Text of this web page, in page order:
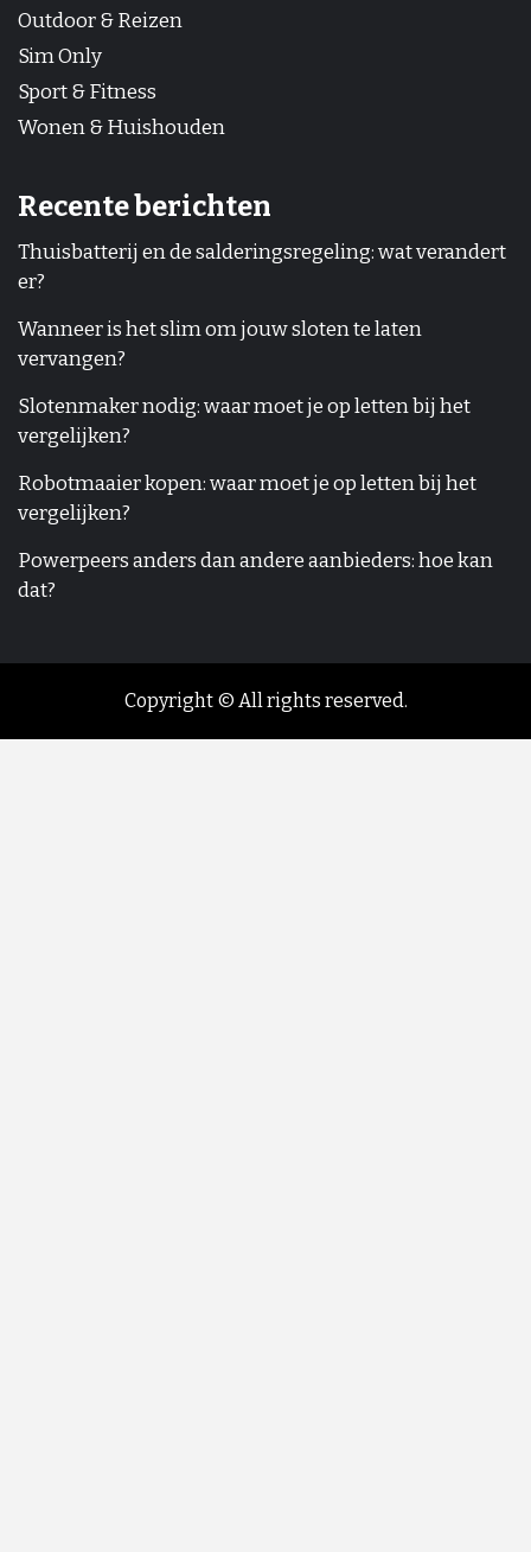
Outdoor & Reizen
Sim Only
Sport & Fitness
Wonen & Huishouden
Recente berichten
Thuisbatterij en de salderingsregeling: wat verandert
er?
Wanneer is het slim om jouw sloten te laten
vervangen?
Slotenmaker nodig: waar moet je op letten bij het
vergelijken?
Robotmaaier kopen: waar moet je op letten bij het
vergelijken?
Powerpeers anders dan andere aanbieders: hoe kan
dat?
Copyright © All rights reserved.